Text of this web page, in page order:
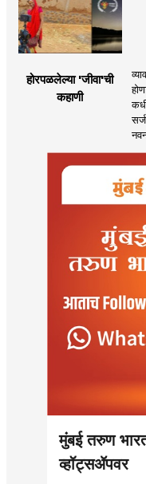
होरपळलेल्या 'जीवा'ची
कहाणी
मुंबई तरुण
व्हॉट्सॲपवर